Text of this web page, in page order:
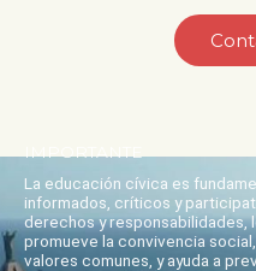
La educación cívica es
informados, críticos y
derechos y
promueve la convivencia
valores comunes, y ayuda a